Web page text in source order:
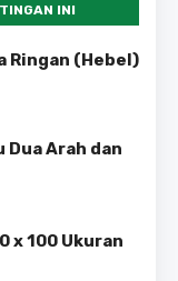
INI
Ringan (Hebel)
Dua Arah dan
x 100 Ukuran